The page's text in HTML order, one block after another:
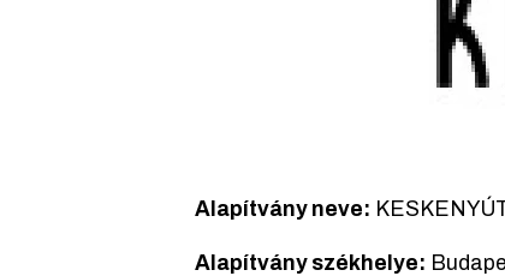
Alapítvány neve:
Alapítvány székhelye: